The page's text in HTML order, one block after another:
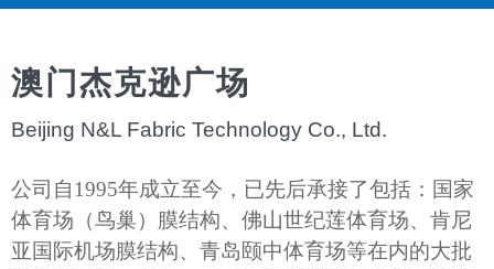
澳门杰克逊广场
Beijing N&L Fabric Technology Co., Ltd.
公司自1995年成立至今，已先后承接了包括：国家
体育场（鸟巢）膜结构、佛山世纪莲体育场、肯尼
亚国际机场膜结构、青岛颐中体育场等在内的大批